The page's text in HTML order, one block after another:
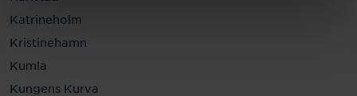
Katrineholm
Kristinehamn
Kumla
Kungens Kurva